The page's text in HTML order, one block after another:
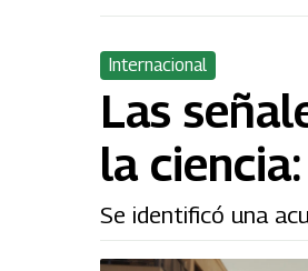
Internacional
Las
la
Se identificó una